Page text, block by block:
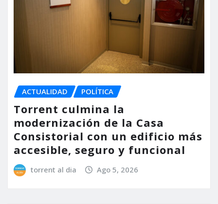
ACTUALIDAD POLÍTICA
Torrent culmina la
modernización de la Casa
Consistorial con un edificio más
accesible, seguro y funcional
torrent al dia Ago 5, 2026